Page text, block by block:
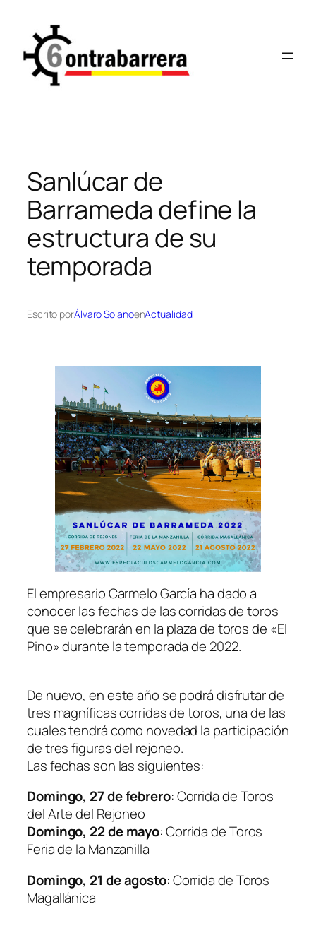
contenido
Sanlúcar de
Barrameda define la
estructura de su
temporada
Escrito porÁlvaro SolanoenActualidad
El empresario Carmelo García ha dado a
conocer las fechas de las corridas de toros
que se celebrarán en la plaza de toros de «El
Pino» durante la temporada de 2022.
De nuevo, en este año se podrá disfrutar de
tres magníficas corridas de toros, una de las
cuales tendrá como novedad la participación
de tres figuras del rejoneo.
Las fechas son las siguientes:
Domingo, 27 de febrero: Corrida de Toros
del Arte del Rejoneo
Domingo, 22 de mayo: Corrida de Toros
Feria de la Manzanilla
Domingo, 21 de agosto: Corrida de Toros
Magallánica